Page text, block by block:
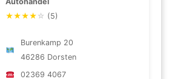
★★★★ ☆ (5)
Burenkamp 20
46286 Dorsten
02369 4067